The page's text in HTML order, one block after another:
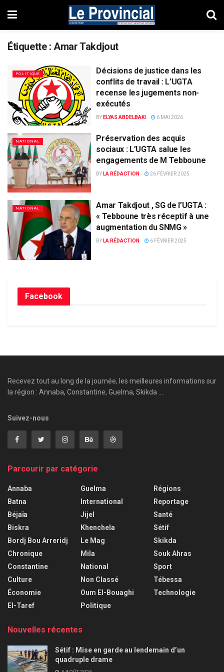
Étiquette :Amar Takdjout
POLITIQUE
Décisions de justice dans les
conflits de travail : L’UGTA
recense les jugements non-
exécutés
BY ELYAS ABDELBAKI 6 MAI 2026
NATIONAL
Préservation des acquis
sociaux : L’UGTA salue les
engagements de M Tebboune
BY LA RÉDACTION 26 FÉVRIER 2025
NATIONAL
Amar Takdjout , SG de l’UGTA :
« Tebboune très réceptif à une
augmentation du SNMG »
BY LA RÉDACTION 6 FÉVRIER 2025
Facebook
Recevez tout au long de la journée, les meilleures informations sur
la région : Annaba, Constantine, Guelma, Skikda ....
Suivez-nous
Parcourir par catégorie
Annaba
Batna
Béjaïa
Biskra
Bordj Bou Arreridj
Chronique
Constantine
Culture
Économie
El-Taref
Guelma
International
Jijel
Khenchela
Le Mag
Mila
National
Non Classé
Oum El-Bouaghi
Politique
Régions
Reportage
Santé
Sétif
Skikda
Souk Ahras
Sport
Tébessa
Technologie
Nouvelles récentes
Sétif : Mise en garde au lendemain d’un
quadruple drame